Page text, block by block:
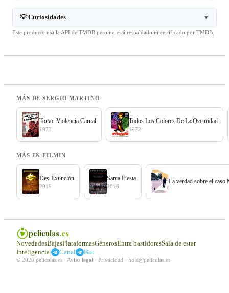
💡 Curiosidades ▼
Este producto usa la API de TMDB pero no está respaldado ni certificado por TMDB.
MÁS DE SERGIO MARTINO
Torso: Violencia Carnal
1973
Todos Los Colores De La Oscuridad
1972
MÁS EN FILMIN
Des-Extinción
2019
Santa Fiesta
2016
La verdad sobre el caso
peliculas.es
NovedadesBajasPlataformasGénerosEntre bastidoresSala de estar
Inteligencia| Canal Bot
© 2026 peliculas.es · Aviso legal · Privacidad · hola@peliculas.es